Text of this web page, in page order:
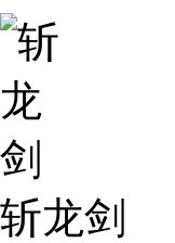
斩龙剑